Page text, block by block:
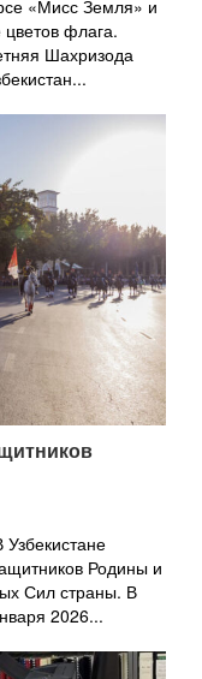
«Мисс Земля» и
флага.
Шахризода
Родины и
Сил страны. В
2026...